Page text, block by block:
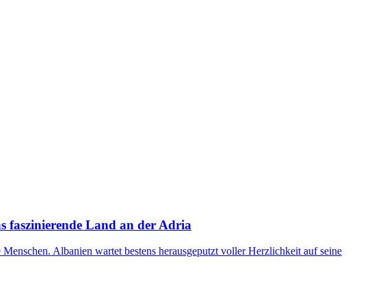
faszinierende Land an der Adria
Albanien wartet bestens herausgeputzt voller Herzlichkeit auf seine